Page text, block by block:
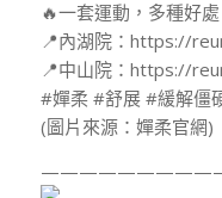
🔥一套運動，多種好
📍內湖院：https://
📍中山院：https://
#嬋柔 #舒展 #緩解僵
(圖片來源：嬋柔官網)